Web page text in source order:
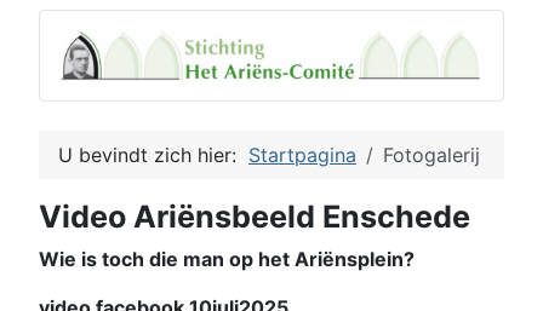
U bevindt zich hier: Startpagina Fotogalerij
Video Ariënsbeeld Enschede
Wie is toch die man op het Ariënsplein?